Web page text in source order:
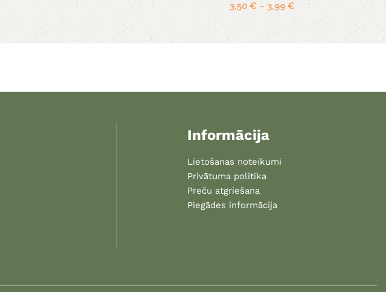
3,50€ – 3,99€
Informācija
Lietošanas noteikumi
Privātuma politika
Preču atgriešana
Piegādes informācija